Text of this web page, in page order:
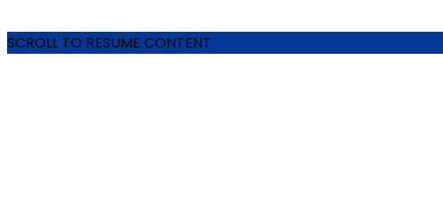
SCROLL TO RESUME CONTENT